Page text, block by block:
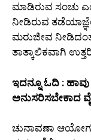
ಮಾಡಿರುವ ಸಂಚು
ನೀಡಿರುವ
ಮರುಜೀವ
ತಾತ್ಕಾಲಿಕವಾಗಿ
ಇದನ್ನೂ ಓದಿ :
ಅನುಸರಿಸಬೇಕಾದ
ಚುನಾವಣಾ